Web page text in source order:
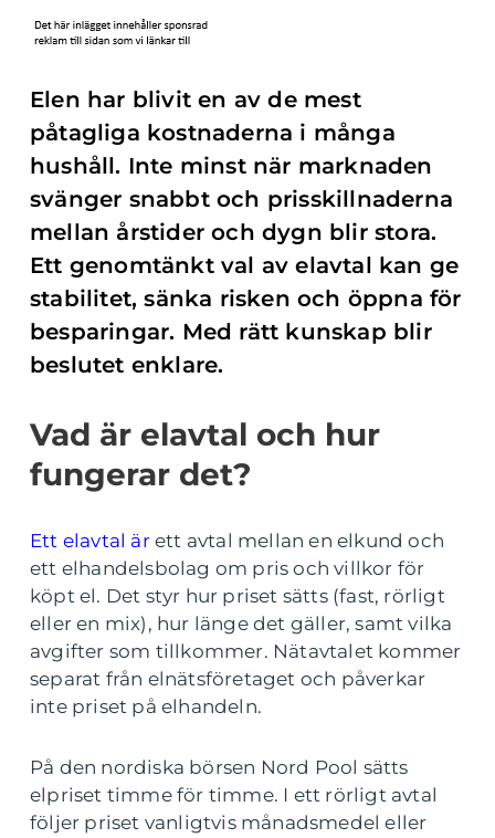
Elen har blivit en av de mest
påtagliga kostnaderna i många
hushåll. Inte minst när marknaden
svänger snabbt och prisskillnaderna
mellan årstider och dygn blir stora.
Ett genomtänkt val av elavtal kan ge
stabilitet, sänka risken och öppna för
besparingar. Med rätt kunskap blir
beslutet enklare.
Vad är elavtal och hur
fungerar det?
Ett elavtal ärett avtal mellan en elkund och
ett elhandelsbolag om pris och villkor för
köpt el. Det styr hur priset sätts (fast, rörligt
eller en mix), hur länge det gäller, samt vilka
avgifter som tillkommer. Nätavtalet kommer
separat från elnätsföretaget och påverkar
inte priset på elhandeln.
På den nordiska börsen Nord Pool sätts
elpriset timme för timme. I ett rörligt avtal
följer priset vanligtvis månadsmedel eller